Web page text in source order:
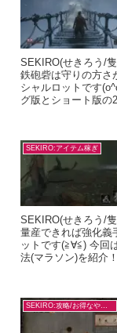
SEKIRO(せきろう/
鉄砲砦は守りの方さ
シャルロットです
グ版とショート版の
SEKIRO:アイテム稼ぎ
SEKIRO(せきろう/
量産できれば強化義
ットです(≧∀≦) 今回
法(マラソン)を紹介
SEKIRO:攻略/お得なやり方